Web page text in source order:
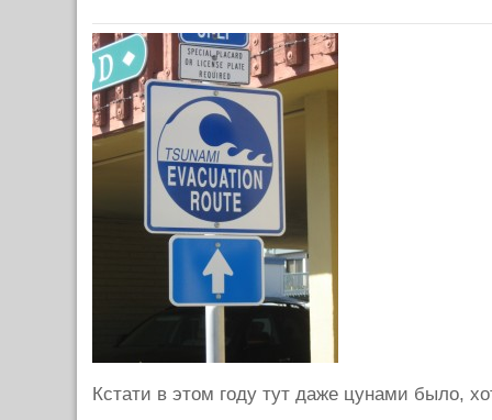
Кстати в этом году тут даже цунами было,